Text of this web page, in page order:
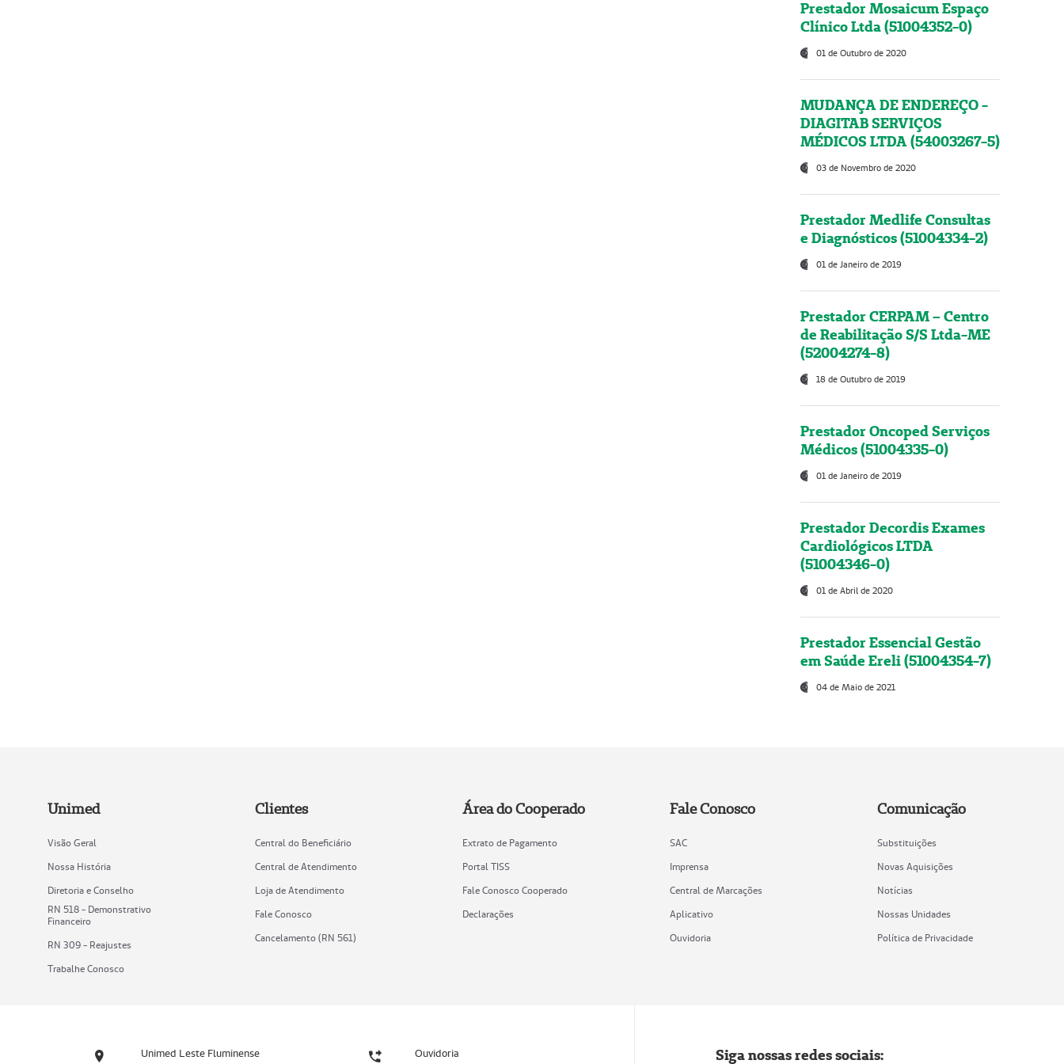
Prestador Mosaicum Espaço
Clínico Ltda (51004352-0)
01 de Outubro de 2020
MUDANÇA DE ENDEREÇO -
DIAGITAB SERVIÇOS
MÉDICOS LTDA (54003267-5)
03 de Novembro de 2020
Prestador Medlife Consultas
e Diagnósticos (51004334-2)
01 de Janeiro de 2019
Prestador CERPAM – Centro
de Reabilitação S/S Ltda-ME
(52004274-8)
18 de Outubro de 2019
Prestador Oncoped Serviços
Médicos (51004335-0)
01 de Janeiro de 2019
Prestador Decordis Exames
Cardiológicos LTDA
(51004346-0)
01 de Abril de 2020
Prestador Essencial Gestão
em Saúde Ereli (51004354-7)
04 de Maio de 2021
Unimed
Visão Geral
Nossa História
Diretoria e Conselho
RN 518 - Demonstrativo
Financeiro
RN 309 - Reajustes
Trabalhe Conosco
Clientes
Central do Beneficiário
Central de Atendimento
Loja de Atendimento
Fale Conosco
Cancelamento (RN 561)
Área do Cooperado
Extrato de Pagamento
Portal TISS
Fale Conosco Cooperado
Declarações
Fale Conosco
SAC
Imprensa
Central de Marcações
Aplicativo
Ouvidoria
Comunicação
Substituições
Novas Aquisições
Notícias
Nossas Unidades
Política de Privacidade
Unimed Leste Fluminense Ouvidoria Siga nossas redes sociais: